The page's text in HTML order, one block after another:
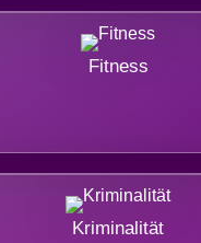
Fitness
Kriminalität